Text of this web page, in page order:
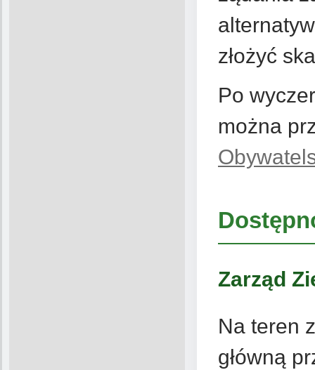
złożyć
Po
można
Zarząd
Na teren
główną